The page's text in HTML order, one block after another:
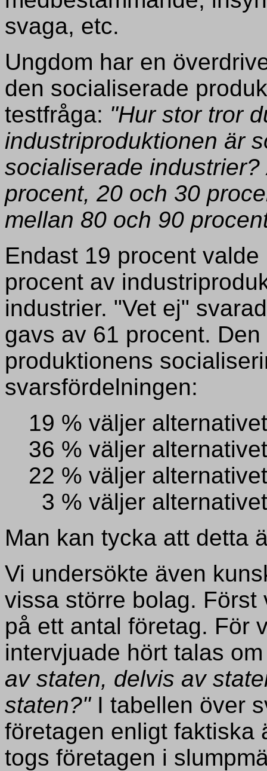
svaga, etc.
Ungdom har en
den socialiserade
testfråga: "Hur stor tror
industriproduktionen är
socialiserade
procent, 20 och 30
mellan 80 och 90
Endast 19 procent
procent av
industrier. "Vet ej"
gavs av 61 procent.
produktionens
svarsfördelningen:
19 % väljer
36 % väljer
22 % väljer
3 % väljer
Man kan tycka att detta
Vi undersökte även
vissa större bolag.
på ett antal företag. För
intervjuade hört talas
av staten, delvis av
staten?"I tabellen över
företagen enligt faktiska
togs företagen i